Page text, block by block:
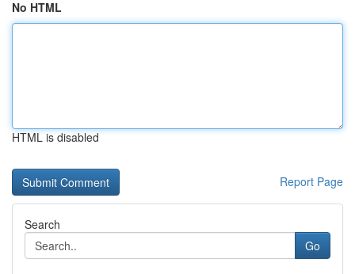
No HTML
HTML is disabled
Report Page
Search
Go